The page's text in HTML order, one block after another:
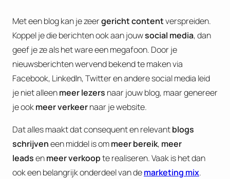
Met een blog kan je zeergericht contentverspreiden.
Koppel je die berichten ook aan jouwsocial media, dan
geef je ze als het ware een megafoon. Door je
nieuwsberichten wervend bekend te maken via
Facebook, LinkedIn, Twitter en andere social media leid
je niet alleenmeer lezers naar jouw blog, maar genereer
je ookmeer verkeernaar je website.
Dat alles maakt dat consequent en relevantblogs
schrijveneen middel is ommeer bereik, meer
leadsenmeer verkoopte realiseren. Vaak is het dan
ook een belangrijk onderdeel van demarketing mix.